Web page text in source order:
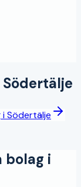
Södertälje
iSödertälje
bolag i